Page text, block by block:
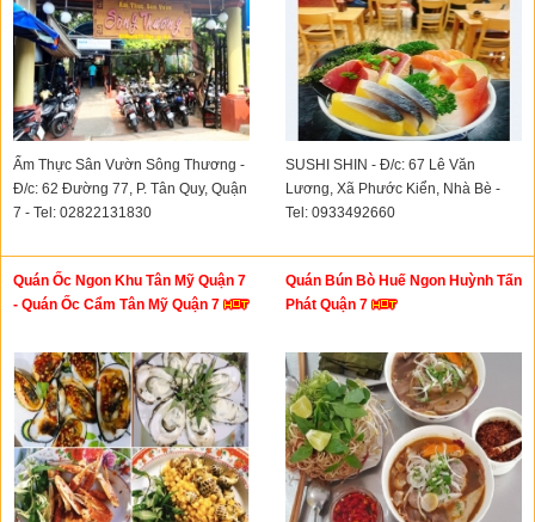
Ẩm Thực Sân Vườn Sông Thương -
Đ/c: 62 Đường 77, P. Tân Quy, Quận
7 - Tel: 02822131830
SUSHI SHIN - Đ/c: 67 Lê Văn
Lương, Xã Phước Kiển, Nhà Bè -
Tel: 0933492660
Quán Ốc Ngon Khu Tân Mỹ Quận 7
- Quán Ốc Cẩm Tân Mỹ Quận 7
Quán Bún Bò Huế Ngon Huỳnh Tấn
Phát Quận 7